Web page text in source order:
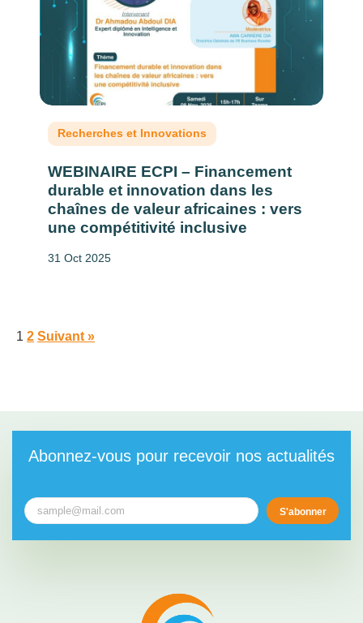
Recherches et Innovations
WEBINAIRE ECPI – Financement
durable et innovation dans les
chaînes de valeur africaines : vers
une compétitivité inclusive
31 Oct 2025
1 2 Suivant »
Abonnez-vous pour recevoir nos actualités
S'abonner